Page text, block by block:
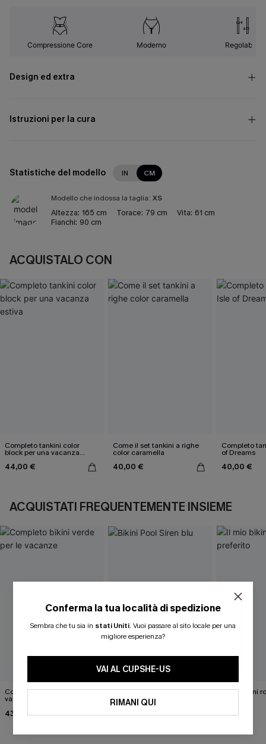
Compressione Core Moderno Regolabile
Design ed extra
Istruzioni per la cura
Statistiche del modello IN CM
Modello che indossa la taglia: XS
Altezza: 165 cm Torace: 79 cm Vita: 61 cm
Fianchi: 90 cm
ACQUISTALO CON
Completo tankini color
block per una vacanza
44,00 €
Come il set tankini a righe
color caramella
40,00 €
Completo
of Dreams
40,00 €
ACQUISTATI FREQUENTEMENTE INSIEME
Completo bikini verde per le
vacanze
43,00 €
Bikini Pool Siren blu
39,00 €
Il mio bikini
Conferma la tua località di spedizione
Sembra che tu sia in stati Uniti. Vuoi passare al sito locale per una
migliore esperienza?
VAI AL CUPSHE-US
RIMANI QUI